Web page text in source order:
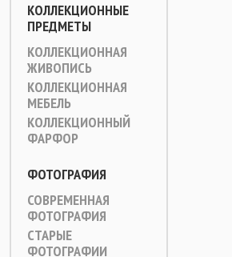
КОЛЛЕКЦИОННЫЕ
ПРЕДМЕТЫ
КОЛЛЕКЦИОННАЯ
ЖИВОПИСЬ
КОЛЛЕКЦИОННАЯ
МЕБЕЛЬ
КОЛЛЕКЦИОННЫЙ
ФАРФОР
ФОТОГРАФИЯ
СОВРЕМЕННАЯ
ФОТОГРАФИЯ
СТАРЫЕ
ФОТОГРАФИИ